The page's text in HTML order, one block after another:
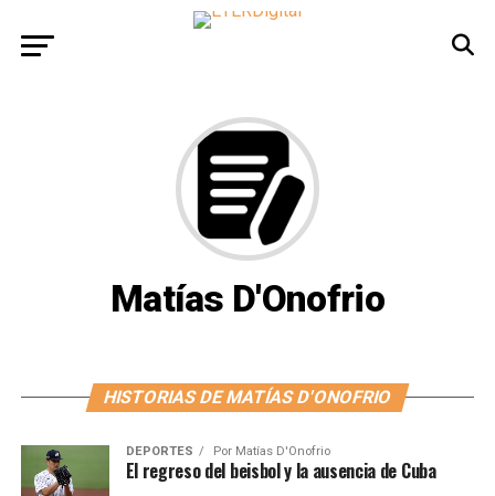
Matías D'Onofrio
HISTORIAS DE MATÍAS D'ONOFRIO
DEPORTES Por Matías D'Onofrio
El regreso del beisbol y la ausencia de Cuba